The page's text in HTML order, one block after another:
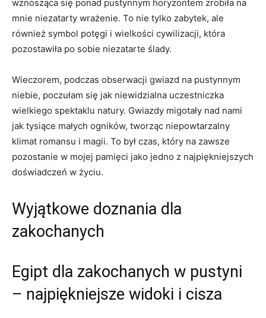
wznosząca się ponad pustynnym horyzontem zrobiła na
mnie niezatarty wrażenie. To nie tylko zabytek, ale
również symbol potęgi i wielkości ‌cywilizacji, która
pozostawiła po ⁢sobie niezatarte ślady.
Wieczorem, podczas ​obserwacji gwiazd na pustynnym
niebie, poczułam ‌się jak niewidzialna​ uczestniczka
wielkiego spektaklu natury. Gwiazdy ⁣migotały nad​ nami
jak tysiące małych ogników, tworząc niepowtarzalny
klimat⁣ romansu i​ magii. To był czas, który na zawsze
pozostanie w mojej ⁢pamięci jako jedno z najpiękniejszych
doświadczeń w życiu.
Wyjątkowe doznania dla
zakochanych
Egipt dla zakochanych w pustyni
– najpiękniejsze widoki‌ i cisza